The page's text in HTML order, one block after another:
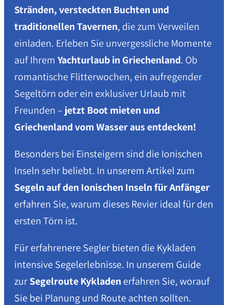
Stränden, versteckten Buchten und
traditionellen Tavernen, die zum Verweilen
einladen. Erleben Sie unvergessliche Momente
auf Ihrem Yachturlaub in Griechenland. Ob
romantische Flitterwochen, ein aufregender
Segeltörn oder ein exklusiver Urlaub mit
Freunden – jetzt Boot mieten und
Griechenland vom Wasser aus entdecken!
Besonders bei Einsteigern sind die Ionischen
Inseln sehr beliebt. In unserem Artikel zum
Segeln auf den Ionischen Inseln für Anfänger
erfahren Sie, warum dieses Revier ideal für den
ersten Törn ist.
Für erfahrenere Segler bieten die Kykladen
intensive Segelerlebnisse. In unserem Guide
zurSegelroute Kykladen erfahren Sie, worauf
Sie bei Planung und Route achten sollten.